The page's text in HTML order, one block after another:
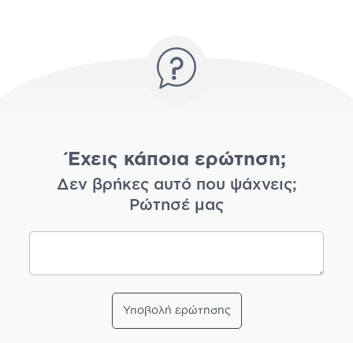
Έχεις κάποια ερώτηση;
Δεν βρήκες αυτό που ψάχνεις;
Ρώτησέ μας
Υποβολή ερώτησης